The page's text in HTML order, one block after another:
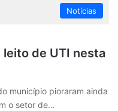
Notícias
de UTI nesta
município pioraram ainda
o setor de…